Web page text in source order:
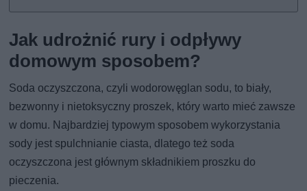
Jak udrożnić rury i odpływy
domowym sposobem?
Soda oczyszczona, czyli wodorowęglan sodu, to biały,
bezwonny i nietoksyczny proszek, który warto mieć zawsze
w domu. Najbardziej typowym sposobem wykorzystania
sody jest spulchnianie ciasta, dlatego też soda
oczyszczona jest głównym składnikiem proszku do
pieczenia.